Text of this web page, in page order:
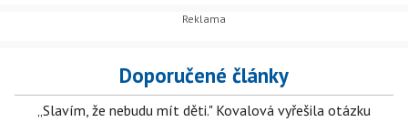
Doporučené články
„Slavím, že nebudu mít děti." Kovalová vyřešila otázku